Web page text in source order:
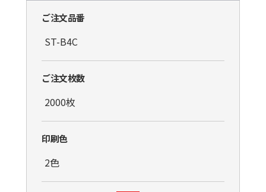
ご注文品番
ご注文枚数
印刷色